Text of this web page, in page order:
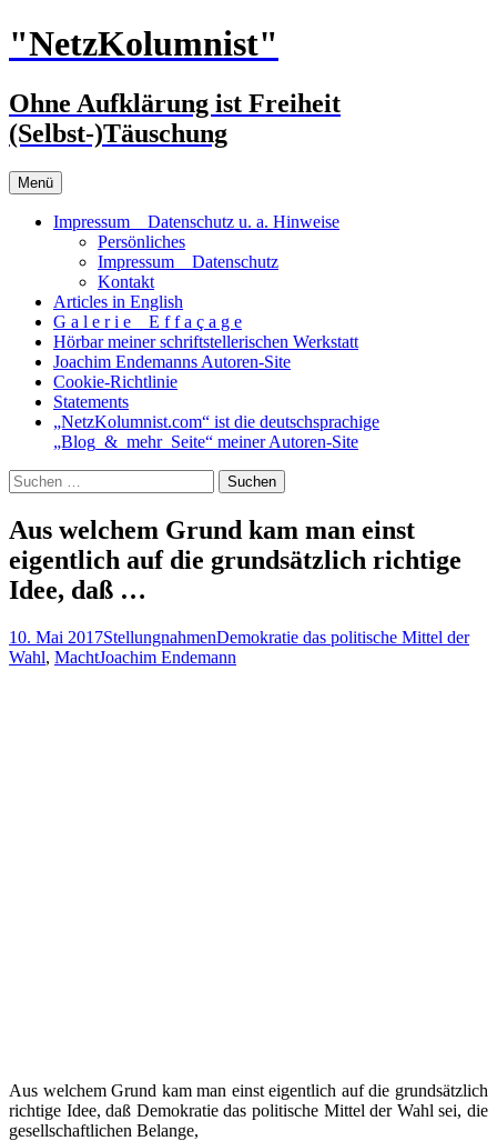
Zum
Inhalt
"NetzKolumnist"
Ohne Aufklärung ist Freiheit
(Selbst-)Täuschung
Menü
Impressum _ Datenschutz u. a. Hinweise
Persönliches
Impressum _ Datenschutz
Kontakt
Articles in English
G a l e r i e _ E f f a ç a g e
Hörbar meiner schriftstellerischen Werkstatt
Joachim Endemanns Autoren-Site
Cookie-Richtlinie
Statements
„NetzKolumnist.com“ ist die deutschsprachige
„Blog_&_mehr_Seite“ meiner Autoren-Site
Suchen
nach:
Aus welchem Grund kam man einst
eigentlich auf die grundsätzlich richtige
Idee, daß …
10. Mai 2017StellungnahmenDemokratie das politische Mittel der
Wahl, MachtJoachim Endemann
Aus welchem Grund kam man einst eigentlich auf die grundsätzlich
richtige Idee, daß Demokratie das politische Mittel der Wahl sei, die
gesellschaftlichen Belange,